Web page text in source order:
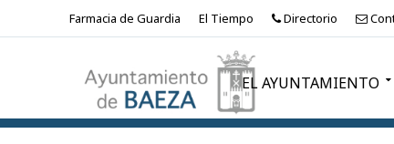
Farmacia de Guardia El Tiempo Directorio
EL AYUNTAMIENTO